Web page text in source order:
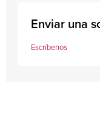
Enviar una
Escríbenos